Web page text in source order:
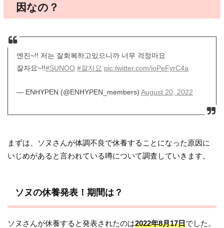
因なの？
엔진~!! 저는 잘회복하고있으니까 너무 걱정마요
잘자요~!!#SUNOO #잘자요 pic.twitter.com/ioPeFyrC4a
— ENHYPEN (@ENHYPEN_members) August 20, 2022
まずは、ソヌさんが体調不良で休養することになった原因に
いじめがあると言われている噂について調査していきます。
ソヌの休養発表！期間は？
ソヌさんが休養すると発表されたのは2022年8月17日でした。